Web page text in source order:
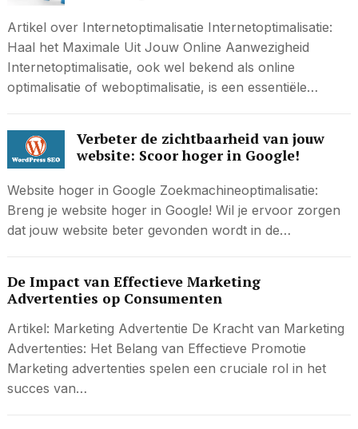
Artikel over Internetoptimalisatie Internetoptimalisatie:
Haal het Maximale Uit Jouw Online Aanwezigheid
Internetoptimalisatie, ook wel bekend als online
optimalisatie of weboptimalisatie, is een essentiële…
Verbeter de zichtbaarheid van jouw
website: Scoor hoger in Google!
Website hoger in Google Zoekmachineoptimalisatie:
Breng je website hoger in Google! Wil je ervoor zorgen
dat jouw website beter gevonden wordt in de…
De Impact van Effectieve Marketing
Advertenties op Consumenten
Artikel: Marketing Advertentie De Kracht van Marketing
Advertenties: Het Belang van Effectieve Promotie
Marketing advertenties spelen een cruciale rol in het
succes van…